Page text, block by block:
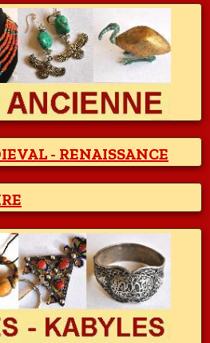
- RENAISSANCE